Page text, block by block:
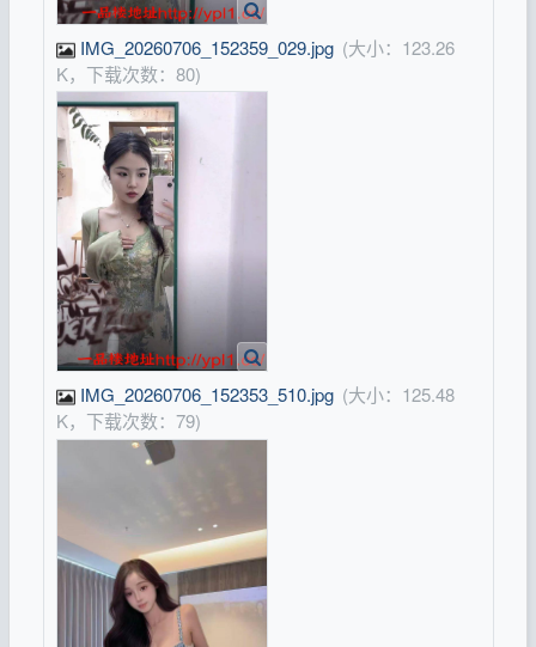
IMG_20260706_152359_029.jpg (大小：123.26
K，下载次数：80)
IMG_20260706_152353_510.jpg (大小：125.48
K，下载次数：79)